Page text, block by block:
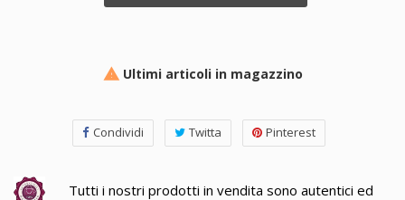
 Ultimi articoli in magazzino
Condividi Twitta Pinterest
Tutti i nostri prodotti in vendita sono autentici ed